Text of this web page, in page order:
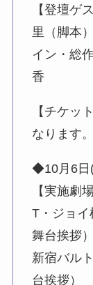
【登壇ゲ
里（脚本
イン・総
香
【チケッ
なります。
◆10月6日
【実施劇
T・ジョ
舞台挨拶）
新宿バル
台挨拶）